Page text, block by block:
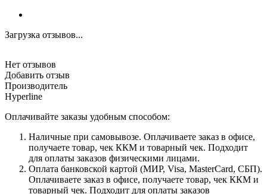
Загрузка отзывов...
Нет отзывов
Добавить отзыв
Производитель
Hyperline
Оплачивайте заказы удобным способом:
Наличные при самовывозе. Оплачиваете заказ в офисе,
получаете товар, чек ККМ и товарный чек. Подходит
для оплаты заказов физическими лицами.
Оплата банковской картой (МИР, Visa, MasterCard, СБП).
Оплачиваете заказ в офисе, получаете товар, чек ККМ и
товарный чек. Подходит для оплаты заказов